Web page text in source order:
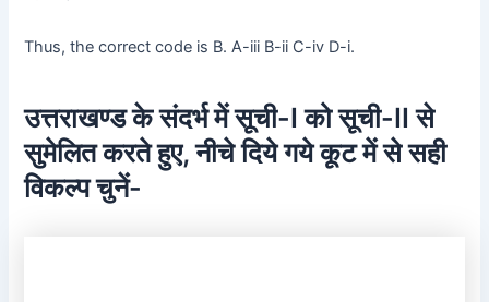
Thus, the correct code is B. A-iii B-ii C-iv D-i.
उत्तराखण्ड के संदर्भ में सूची-I को सूची-II से
सुमेलित करते हुए, नीचे दिये गये कूट में से सही
विकल्प चुनें-